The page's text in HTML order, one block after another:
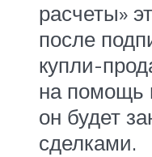
расчеты»
после
купли-
на помощь
он будет
сделками.